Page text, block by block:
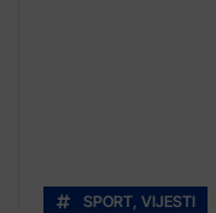
SPORT, VIJESTI